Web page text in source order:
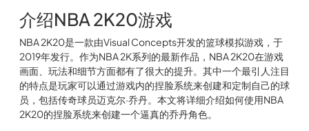
介绍NBA 2K20游戏
NBA 2K20是一款由Visual Concepts开发的篮球模拟游戏，于
2019年发行。作为NBA 2K系列的最新作品，NBA 2K20在游戏
画面、玩法和细节方面都有了很大的提升。其中一个最引人注目
的特点是玩家可以通过游戏内的捏脸系统来创建和定制自己的球
员，包括传奇球员迈克尔·乔丹。本文将详细介绍如何使用NBA
2K20的捏脸系统来创建一个逼真的乔丹角色。